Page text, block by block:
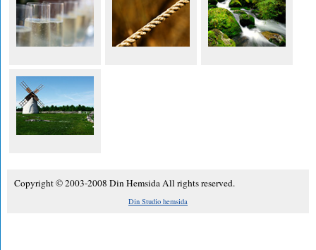
Copyright © 2003-2008 Din Hemsida All rights reserved.
Din Studio hemsida